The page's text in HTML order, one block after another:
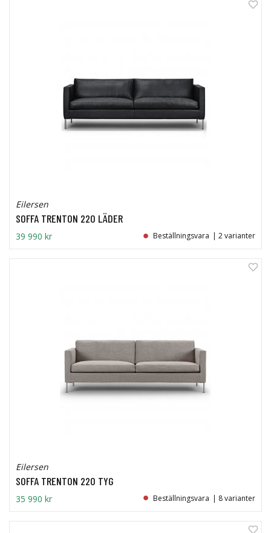
Eilersen
SOFFA TRENTON 220 LÄDER
39 990 kr Beställningsvara | 2 varianter
Eilersen
SOFFA TRENTON 220 TYG
35 990 kr Beställningsvara | 8 varianter